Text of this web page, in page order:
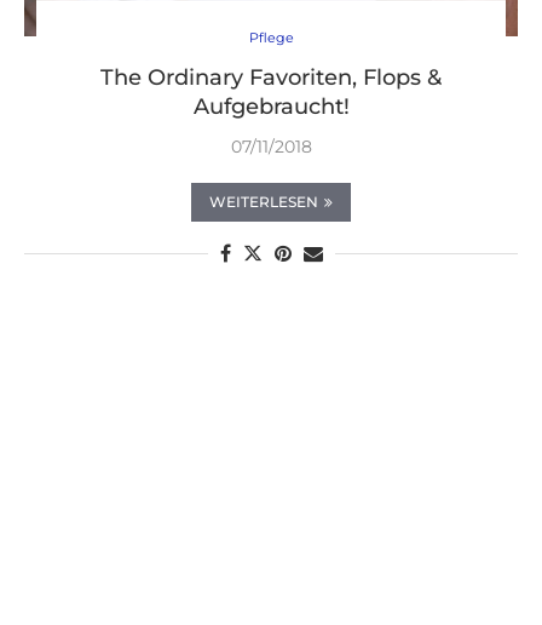
Pflege
The Ordinary Favoriten, Flops &
Aufgebraucht!
07/11/2018
WEITERLESEN